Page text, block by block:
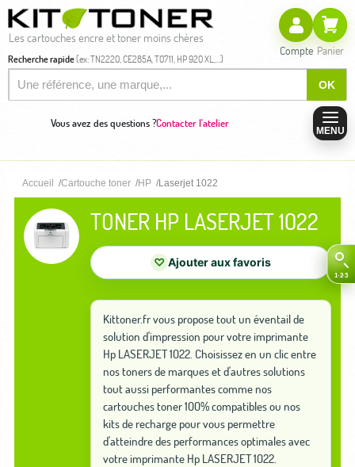
Les cartouches encre et toner moins chères
Recherche rapide(ex: TN2220, CE285A, T0711, HP 920 XL,...)
OK
Compte Panier
Vous avez des questions ?Contacter l'atelier
MENU
Accueil Cartouche toner HP Laserjet 1022
TONER HP LASERJET 1022
♡ Ajouter aux favoris
Kittoner.fr vous propose tout un éventail de
solution d'impression pour votre imprimante
Hp LASERJET 1022. Choisissez en un clic entre
nos toners de marques et d'autres solutions
tout aussi performantes comme nos
cartouches toner 100% compatibles ou nos
kits de recharge pour vous permettre
d'atteindre des performances optimales avec
votre imprimante Hp LASERJET 1022.